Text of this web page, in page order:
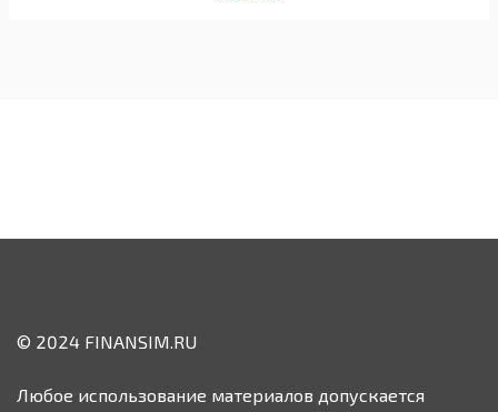
© 2024 FINANSIM.RU
Любое использование материалов допускается